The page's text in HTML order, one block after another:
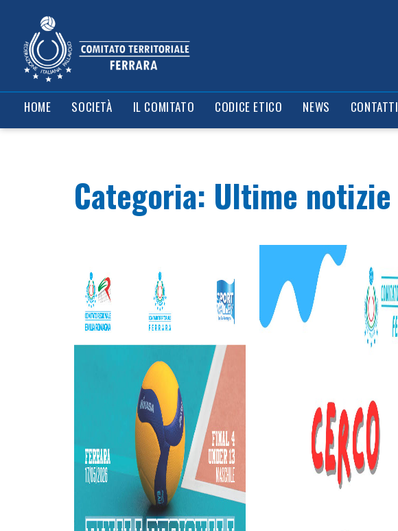
HOME SOCIETÀ IL COMITATO CODICE ETICO NEWS CONTATTI
Categoria: Ultime notizie
Il comitato